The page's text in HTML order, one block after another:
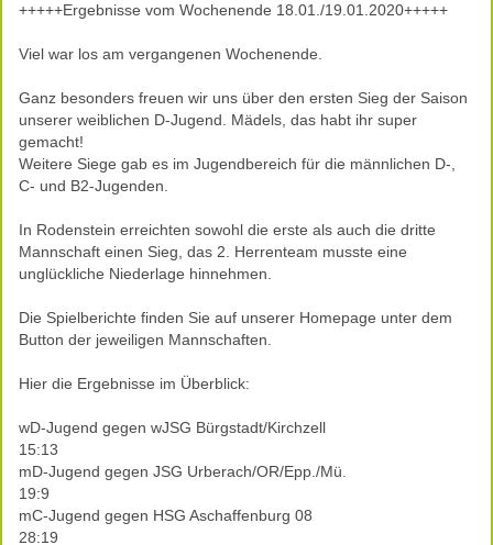
+++++Ergebnisse vom Wochenende 18.01./19.01.2020+++++
Viel war los am vergangenen Wochenende.
Ganz besonders freuen wir uns über den ersten Sieg der Saison
unserer weiblichen D-Jugend. Mädels, das habt ihr super
gemacht!
Weitere Siege gab es im Jugendbereich für die männlichen D-,
C- und B2-Jugenden.
In Rodenstein erreichten sowohl die erste als auch die dritte
Mannschaft einen Sieg, das 2. Herrenteam musste eine
unglückliche Niederlage hinnehmen.
Die Spielberichte finden Sie auf unserer Homepage unter dem
Button der jeweiligen Mannschaften.
Hier die Ergebnisse im Überblick:
wD-Jugend gegen wJSG Bürgstadt/Kirchzell
15:13
mD-Jugend gegen JSG Urberach/OR/Epp./Mü.
19:9
mC-Jugend gegen HSG Aschaffenburg 08
28:19